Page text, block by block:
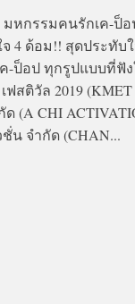
มหกรรมคนรักเค-ป็
4 ด้อม!! สุดประทับ
-ป็อป ทุกรูปแบบที่ฟั
สติวัล 2019 (KMET
(A CHI
น จำกัด (CHAN...